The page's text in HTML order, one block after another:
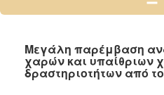
2024
2022
2021
Μεγάλη παρέμβαση
χαρών και υπαίθριων
δραστηριοτήτων από